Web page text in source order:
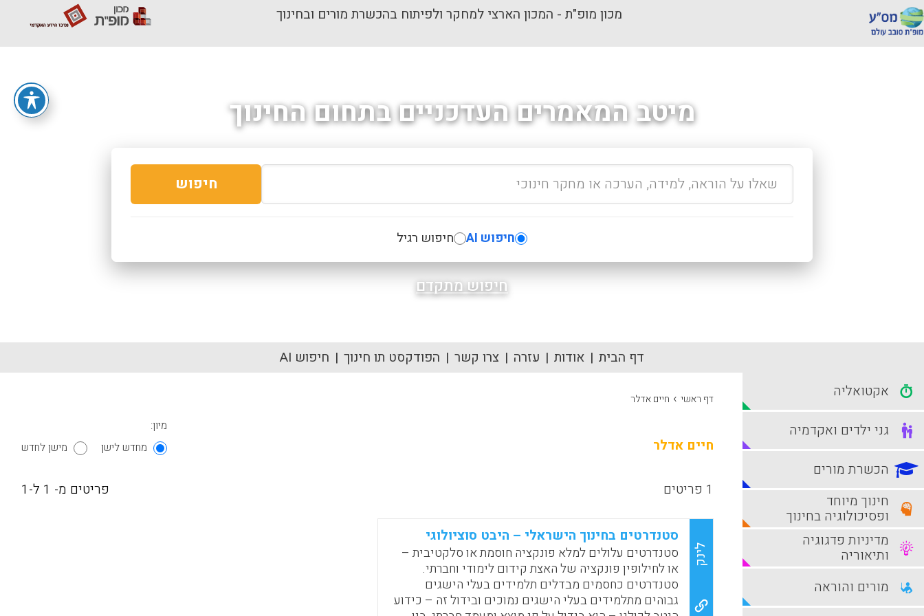
מכון מופ"ת - המכון הארצי למחקר ולפיתוח בהכשרת מורים ובחינוך
מיטב המאמרים העדכניים בתחום החינוך
חיפוש
חיפוש AI חיפוש רגיל
חיפוש מתקדם
דף הבית אודות עזרה צרו קשר הפודקסט תו חינוך חיפוש AI
דף ראשי › חיים אדלר
חיים אדלר
מיון:
מחדש לישן
מישן לחדש
1 פריטים פריטים מ- 1 ל-1
לינק
סטנדרטים בחינוך הישראלי – היבט סוציולוגי
סטנדרטים עלולים למלא פונקציה חוסמת או סלקטיבית –
או לחילופין פונקציה של האצת קידום לימודי וחברתי.
סטנדרטים כחסמים מבדלים תלמידים בעלי הישגים
גבוהים מתלמידים בעלי הישגים נמוכים ובידול זה – כידוע
אקטואליה
גני ילדים ואקדמיה
הכשרת מורים
חינוך מיוחד
ופסיכולוגיה בחינוך
מדיניות פדגוגיה
ותיאוריה
מורים והוראה